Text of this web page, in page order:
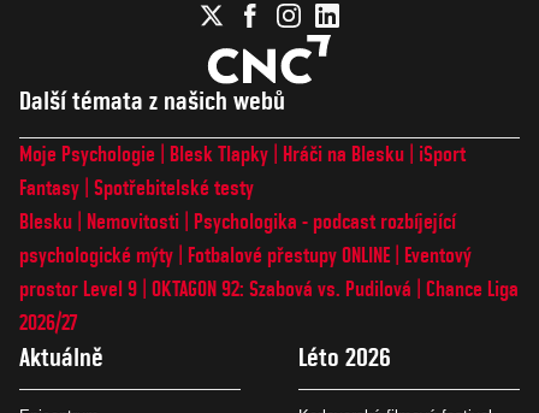
Další témata z našich webů
Moje Psychologie Blesk Tlapky Hráči na Blesku
iSport
Fantasy Spotřebitelské testy
Blesku
Nemovitosti
Psychologika - podcast rozbíjející
psychologické mýty
Fotbalové přestupy ONLINE
Eventový
prostor Level 9 OKTAGON 92: Szabová vs. Pudilová
Chance Liga
2026/27
Aktuálně Léto 2026